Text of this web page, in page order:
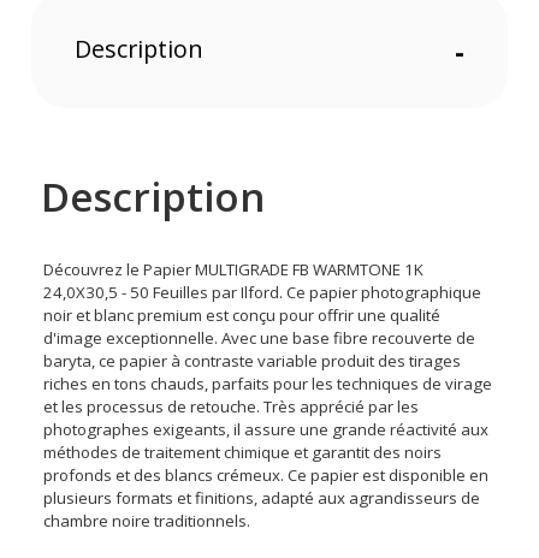
Description -
Description
Découvrez le Papier MULTIGRADE FB WARMTONE 1K
24,0X30,5 - 50 Feuilles par Ilford. Ce papier photographique
noir et blanc premium est conçu pour offrir une qualité
d'image exceptionnelle. Avec une base fibre recouverte de
baryta, ce papier à contraste variable produit des tirages
riches en tons chauds, parfaits pour les techniques de virage
et les processus de retouche. Très apprécié par les
photographes exigeants, il assure une grande réactivité aux
méthodes de traitement chimique et garantit des noirs
profonds et des blancs crémeux. Ce papier est disponible en
plusieurs formats et finitions, adapté aux agrandisseurs de
chambre noire traditionnels.